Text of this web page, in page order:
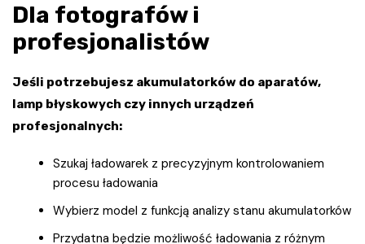
Dla fotografów i
profesjonalistów
Jeśli potrzebujesz akumulatorków do aparatów,
lamp błyskowych czy innych urządzeń
profesjonalnych:
Szukaj ładowarek z precyzyjnym kontrolowaniem
procesu ładowania
Wybierz model z funkcją analizy stanu akumulatorków
Przydatna będzie możliwość ładowania z różnym